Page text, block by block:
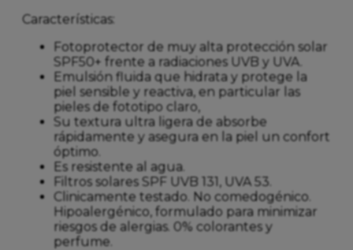
Características:
Fotoprotector de muy alta protección solar
SPF50+ frente a radiaciones UVB y UVA.
Emulsión fluida que hidrata y protege la
piel sensible y reactiva, en particular las
pieles de fototipo claro,
Su textura ultra ligera de absorbe
rápidamente y asegura en la piel un confort
óptimo.
Es resistente al agua.
Filtros solares SPF UVB 131, UVA 53.
Clinicamente testado. No comedogénico.
Hipoalergénico, formulado para minimizar
riesgos de alergias. 0% colorantes y
perfume.